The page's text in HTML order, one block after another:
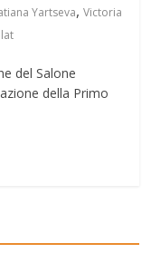
Yartseva,Victoria
del Salone
della Primo